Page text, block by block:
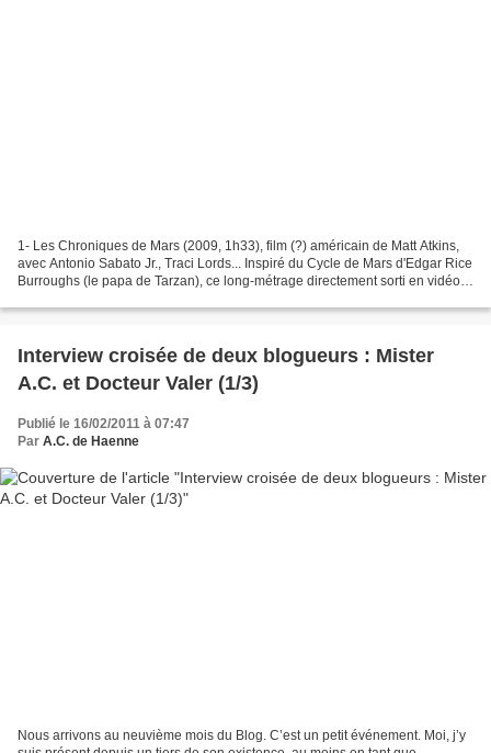
1- Les Chroniques de Mars (2009, 1h33), film (?) américain de Matt Atkins,
avec Antonio Sabato Jr., Traci Lords... Inspiré du Cycle de Mars d'Edgar Rice
Burroughs (le papa de Tarzan), ce long-métrage directement sorti en vidéo
Interview croisée de deux blogueurs : Mister
A.C. et Docteur Valer (1/3)
Publié le 16/02/2011 à 07:47
Par A.C. de Haenne
Nous arrivons au neuvième mois du Blog. C’est un petit événement. Moi, j’y